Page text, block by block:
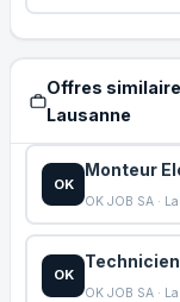
Offres
Lausanne
OK
Monteur
OK JOB SA ·
OK
OK JOB SA ·